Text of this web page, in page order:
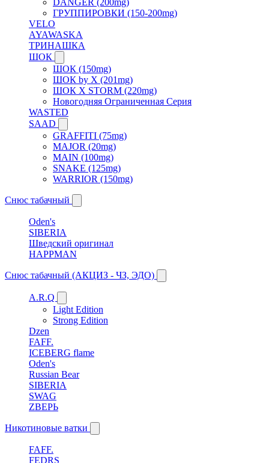
ГРУППИРОВКИ (150-200mg)
VELO
AYAWASKA
ТРИНАШКА
ШОК
ШОК (150mg)
ШОК by X (201mg)
ШОК X STORM (220mg)
Новогодняя Ограниченная Серия
WASTED
SAAD
GRAFFITI (75mg)
MAJOR (20mg)
MAIN (100mg)
SNAKE (125mg)
WARRIOR (150mg)
Снюс табачный
Oden's
SIBERIA
Шведский оригинал
HAPPMAN
Снюс табачный (АКЦИЗ - ЧЗ, ЭДО)
A.R.Q
Light Edition
Strong Edition
Dzen
FAFF.
ICEBERG flame
Oden's
Russian Bear
SIBERIA
SWAG
ZВЕРЬ
Никотиновые ватки
FAFF.
FEDRS